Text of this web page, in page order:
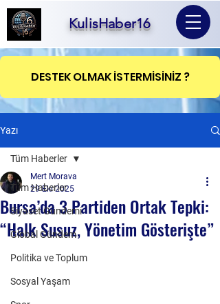
KulisHaber16
DESTEK OLMAK İSTERMİSİNİZ ?
Yazı
Tüm Haberler
Siyaset Gündemi
Global Gündem
Politika ve Toplum
Sosyal Yaşam
Tüm Haberler
Bursa’da 3 Partiden Ortak Tepki:
“Halk Susuz, Yönetim Gösterişte”
Mert Morava
29 Eki 2025